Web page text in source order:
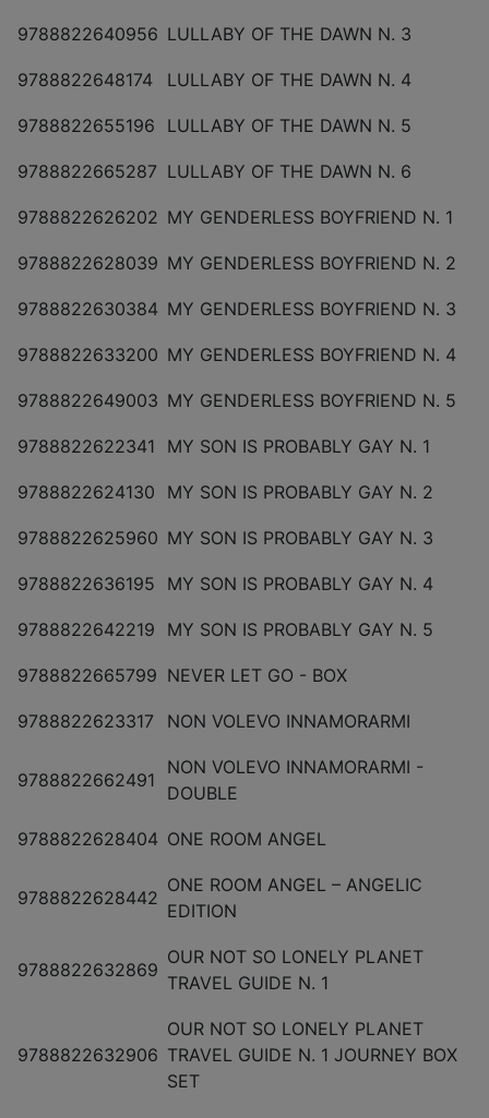
9788822640956 LULLABY OF THE DAWN N. 3
9788822648174 LULLABY OF THE DAWN N. 4
9788822655196 LULLABY OF THE DAWN N. 5
9788822665287 LULLABY OF THE DAWN N. 6
9788822626202 MY GENDERLESS BOYFRIEND N. 1
9788822628039 MY GENDERLESS BOYFRIEND N. 2
9788822630384 MY GENDERLESS BOYFRIEND N. 3
9788822633200 MY GENDERLESS BOYFRIEND N. 4
9788822649003 MY GENDERLESS BOYFRIEND N. 5
9788822622341 MY SON IS PROBABLY GAY N. 1
9788822624130 MY SON IS PROBABLY GAY N. 2
9788822625960 MY SON IS PROBABLY GAY N. 3
9788822636195 MY SON IS PROBABLY GAY N. 4
9788822642219 MY SON IS PROBABLY GAY N. 5
9788822665799 NEVER LET GO - BOX
9788822623317 NON VOLEVO INNAMORARMI
9788822662491
NON VOLEVO INNAMORARMI -
DOUBLE
9788822628404 ONE ROOM ANGEL
9788822628442
ONE ROOM ANGEL – ANGELIC
EDITION
9788822632869
OUR NOT SO LONELY PLANET
TRAVEL GUIDE N. 1
9788822632906
OUR NOT SO LONELY PLANET
TRAVEL GUIDE N. 1 JOURNEY BOX
SET